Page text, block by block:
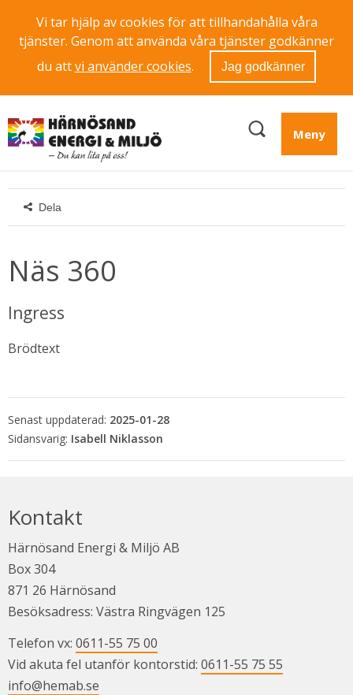
Vi tar hjälp av cookies för att tillhandahålla våra
tjänster. Genom att använda våra tjänster godkänner
du attvi använder cookies. Jag godkänner
Meny
Dela
Näs 360
Ingress
Brödtext
Senast uppdaterad: 2025-01-28
Isabell Niklasson
Kontakt
Härnösand Energi & Miljö AB
Box 304
871 26 Härnösand
Besöksadress: Västra Ringvägen 125
Telefon vx: 0611-55 75 00
Vid akuta fel utanför kontorstid: 0611-55 75 55
info@hemab.se